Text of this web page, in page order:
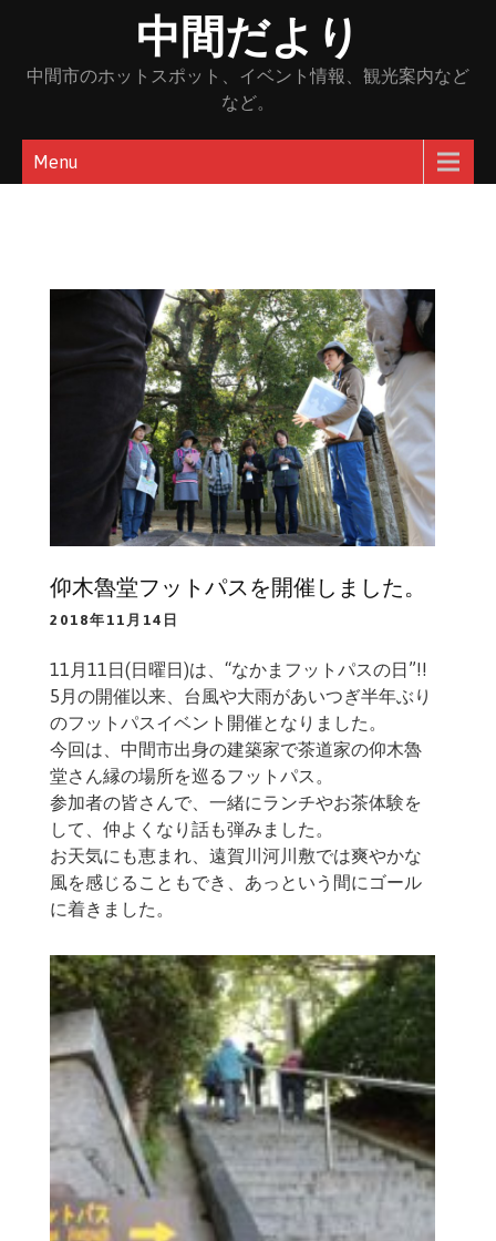
content
中間だより
中間市のホットスポット、イベント情報、観光案内など
など。
Menu
仰木魯堂フットパスを開催しました。
2018年11月14日
11月11日(日曜日)は、“なかまフットパスの日”!!
5月の開催以来、台風や大雨があいつぎ半年ぶり
のフットパスイベント開催となりました。
今回は、中間市出身の建築家で茶道家の仰木魯
堂さん縁の場所を巡るフットパス。
参加者の皆さんで、一緒にランチやお茶体験を
して、仲よくなり話も弾みました。
お天気にも恵まれ、遠賀川河川敷では爽やかな
風を感じることもでき、あっという間にゴール
に着きました。